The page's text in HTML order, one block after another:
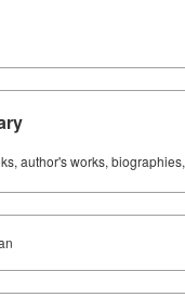
author's works,